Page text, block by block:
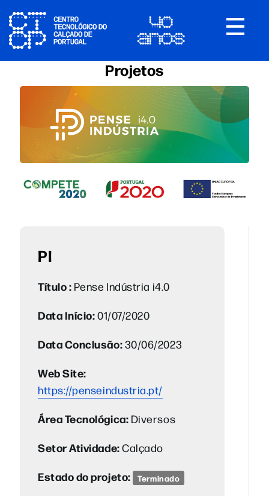
Toggle
Projetos
PI
Título : Pense Indústria i4.0
Data Início:01/07/2020
Data Conclusão:30/06/2023
Web Site:
https://penseindustria.pt/
Área Tecnológica: Diversos
Setor Atividade:Calçado
Estado do projeto: Terminado